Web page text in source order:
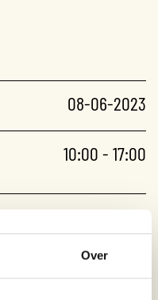
Over
08-06-2023
10:00 - 17:00